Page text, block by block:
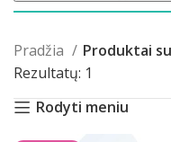
Pradžia
Produktai
Rezultatų: 1
Rodyti meniu